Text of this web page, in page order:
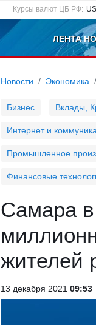
Курсы валют ЦБ РФ:
ЛЕНТА
Новости Экономика
Бизнес Вклады,
Интернет и
Промышленное
Финансовые
Самара в
жителей
13 декабря 2021 09:53